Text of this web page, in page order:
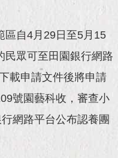
自4月29日至5月15
民眾可至田園銀行網路
載申請文件後將申請
號園藝科收，審查小
網路平台公布認養團